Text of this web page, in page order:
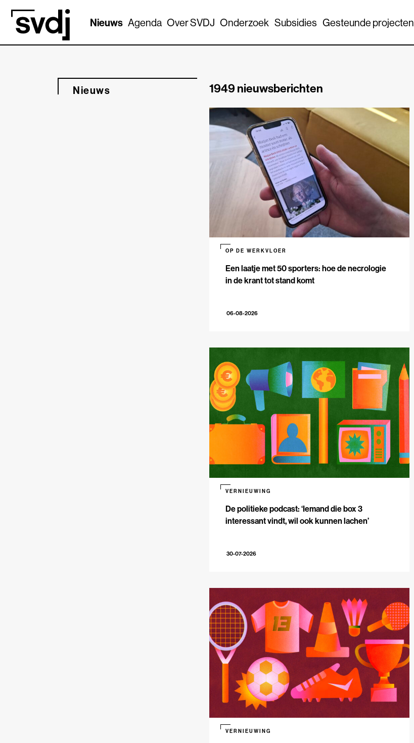
Naar hoofdinhoud
Nieuws Agenda Over SVDJ Onderzoek Subsidies Gesteunde projecten
Nieuws 1949 nieuwsberichten
Een laatje met 50 sporters: hoe de necrologie
in de krant tot stand komt
OP DE WERKVLOER
06-08-2026
De politieke podcast: ‘Iemand die box 3
interessant vindt, wil ook kunnen lachen’
VERNIEUWING
30-07-2026
VERNIEUWING